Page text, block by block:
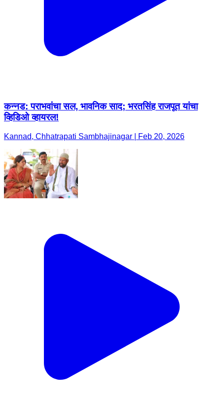
कन्नड: पराभवांचा सल, भावनिक साद; भरतसिंह राजपूत यांचा
व्हिडिओ व्हायरल!
Kannad, Chhatrapati Sambhajinagar | Feb 20, 2026